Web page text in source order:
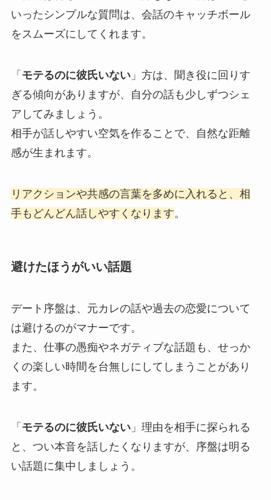
いったシンプルな質問は、会話のキャッチボール
をスムーズにしてくれます。
「 モテるのに彼氏いない」方は、聞き役に回りす
ぎる傾向がありますが、自分の話も少しずつシェ
アしてみましょう。
相手が話しやすい空気を作ることで、自然な距離
感が生まれます。
リアクションや共感の言葉を多めに入れると、相
手もどんどん話しやすくなります。
避けたほうがいい話題
デート序盤は、元カレの話や過去の恋愛について
は避けるのがマナーです。
また、仕事の愚痴やネガティブな話題も、せっか
くの楽しい時間を台無しにしてしまうことがあり
ます。
「 モテるのに彼氏いない」理由を相手に探られる
と、つい本音を話したくなりますが、序盤は明る
い話題に集中しましょう。